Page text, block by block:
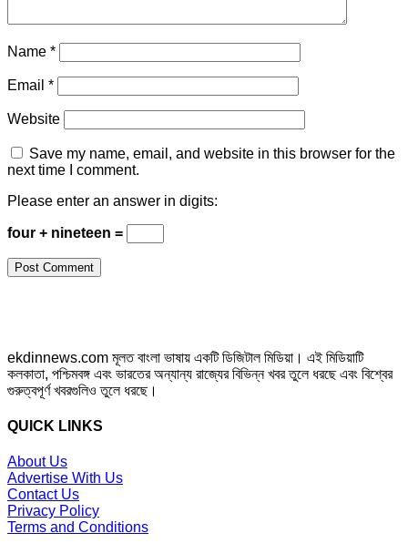
Name *
Email *
Website
Save my name, email, and website in this browser for the
next time I comment.
Please enter an answer in digits:
four + nineteen =
ekdinnews.com মূলত বাংলা ভাষায় একটি ডিজিটাল মিডিয়া। এই মিডিয়াটি
কলকাতা, পশ্চিমবঙ্গ এবং ভারতের অন্যান্য রাজ্যের বিভিন্ন খবর তুলে ধরছে এবং বিশ্বের
গুরুত্বপূর্ণ খবরগুলিও তুলে ধরছে।
QUICK LINKS
About Us
Advertise With Us
Contact Us
Privacy Policy
Terms and Conditions